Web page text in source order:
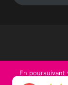
En
l'utilisation de